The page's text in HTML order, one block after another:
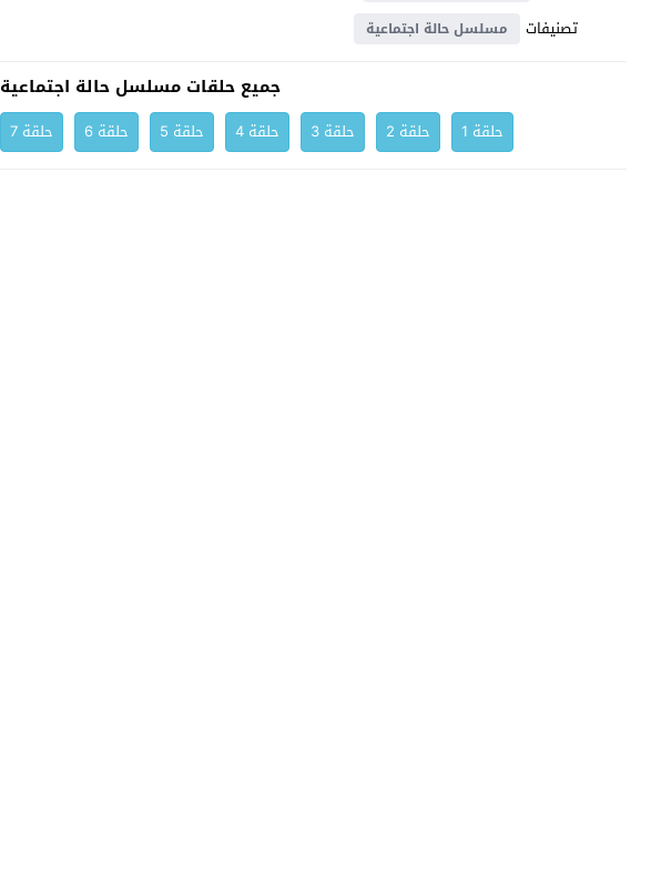
تصنيفات مسلسل حالة اجتماعية
جميع حلقات مسلسل حالة اجتماعية
حلقة 1 حلقة 2 حلقة 3 حلقة 4 حلقة 5 حلقة 6 حلقة 7